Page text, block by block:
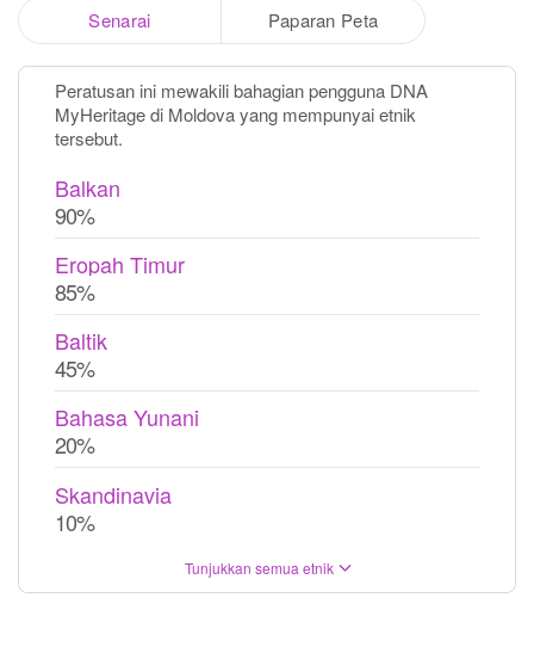
Senarai Paparan Peta
Peratusan ini mewakili bahagian pengguna DNA
MyHeritage di Moldova yang mempunyai etnik
tersebut.
Balkan
90%
Eropah Timur
85%
Baltik
45%
Bahasa Yunani
20%
Skandinavia
10%
Tunjukkan semua etnik